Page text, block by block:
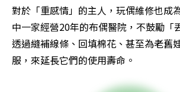
對於「重感情」的主人，玩偶維修也成
中一家經營20年的布偶醫院，不鼓勵「
透過縫補線條、回填棉花、甚至為老舊
服，來延長它們的使用壽命。